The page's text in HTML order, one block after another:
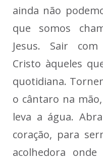
ainda não
que somos
Jesus. Sair
Cristo àqueles
quotidiana.
o cântaro na
leva a água.
coração, para
acolhedora